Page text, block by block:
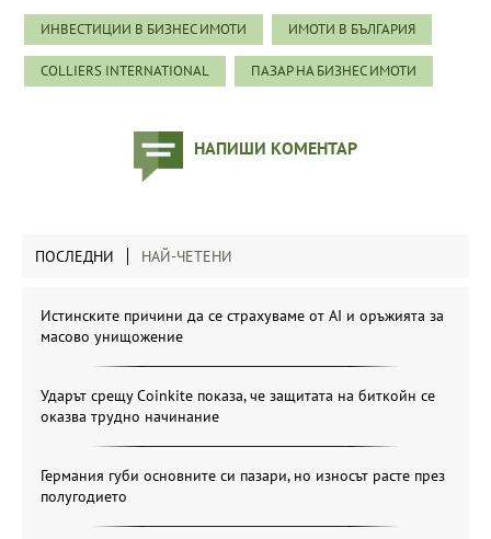
ИНВЕСТИЦИИ В БИЗНЕС ИМОТИ ИМОТИ В БЪЛГАРИЯ
COLLIERS INTERNATIONAL ПАЗАР НА БИЗНЕС ИМОТИ
НАПИШИ КОМЕНТАР
ПОСЛЕДНИ НАЙ-ЧЕТЕНИ
Истинските причини да се страхуваме от AI и оръжията за
масово унищожение
Ударът срещу Coinkite показа, че защитата на биткойн се
оказва трудно начинание
Германия губи основните си пазари, но износът расте през
полугодието